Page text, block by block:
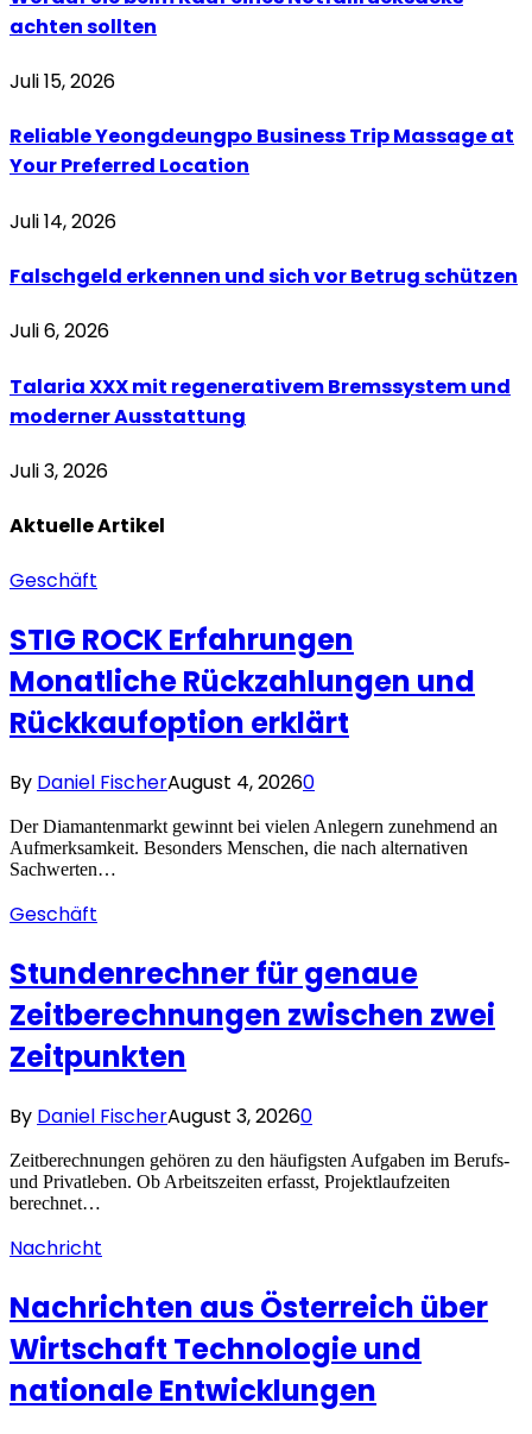
achten sollten
Juli 15, 2026
Reliable Yeongdeungpo Business Trip Massage at
Your Preferred Location
Juli 14, 2026
Falschgeld erkennen und sich vor Betrug schützen
Juli 6, 2026
Talaria XXX mit regenerativem Bremssystem und
moderner Ausstattung
Juli 3, 2026
AktuelleArtikel
Geschäft
STIG ROCK Erfahrungen
Monatliche Rückzahlungen und
Rückkaufoption erklärt
By Daniel FischerAugust 4, 20260
Der Diamantenmarkt gewinnt bei vielen Anlegern zunehmend an
Aufmerksamkeit. Besonders Menschen, die nach alternativen
Sachwerten…
Geschäft
Stundenrechner für genaue
Zeitberechnungen zwischen zwei
Zeitpunkten
By Daniel FischerAugust 3, 20260
Zeitberechnungen gehören zu den häufigsten Aufgaben im Berufs-
und Privatleben. Ob Arbeitszeiten erfasst, Projektlaufzeiten
berechnet…
Nachricht
Nachrichten aus Österreich über
Wirtschaft Technologie und
nationale Entwicklungen